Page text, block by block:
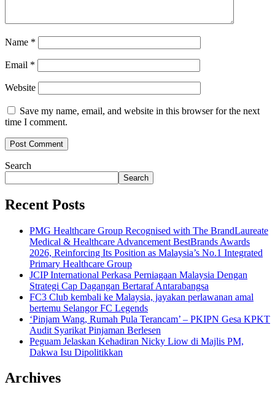
Name *
Email *
Website
Save my name, email, and website in this browser for the next
time I comment.
Search
Search
Recent Posts
PMG Healthcare Group Recognised with The BrandLaureate
Medical & Healthcare Advancement BestBrands Awards
2026, Reinforcing Its Position as Malaysia’s No.1 Integrated
Primary Healthcare Group
JCIP International Perkasa Perniagaan Malaysia Dengan
Strategi Cap Dagangan Bertaraf Antarabangsa
FC3 Club kembali ke Malaysia, jayakan perlawanan amal
bertemu Selangor FC Legends
‘Pinjam Wang, Rumah Pula Terancam’ – PKIPN Gesa KPKT
Audit Syarikat Pinjaman Berlesen
Peguam Jelaskan Kehadiran Nicky Liow di Majlis PM,
Dakwa Isu Dipolitikkan
Archives